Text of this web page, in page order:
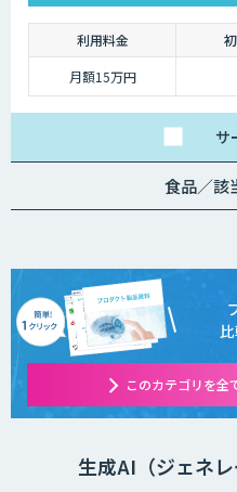
利用料金
月額15万円
サ
食品／
このカテゴリを全
生成AI（ジェネ